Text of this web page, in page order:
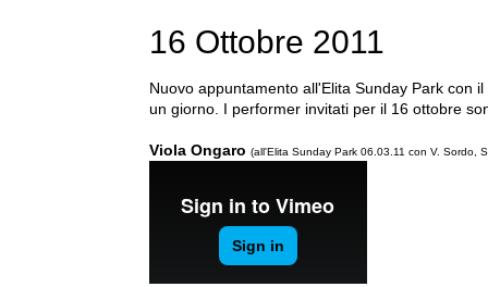
16 Ottobre 2011
Nuovo appuntamento all'Elita Sunday Park con
un giorno. I performer invitati per il 16 ottobre
Viola Ongaro (all'Elita Sunday Park 06.03.11 con V. Sordo,